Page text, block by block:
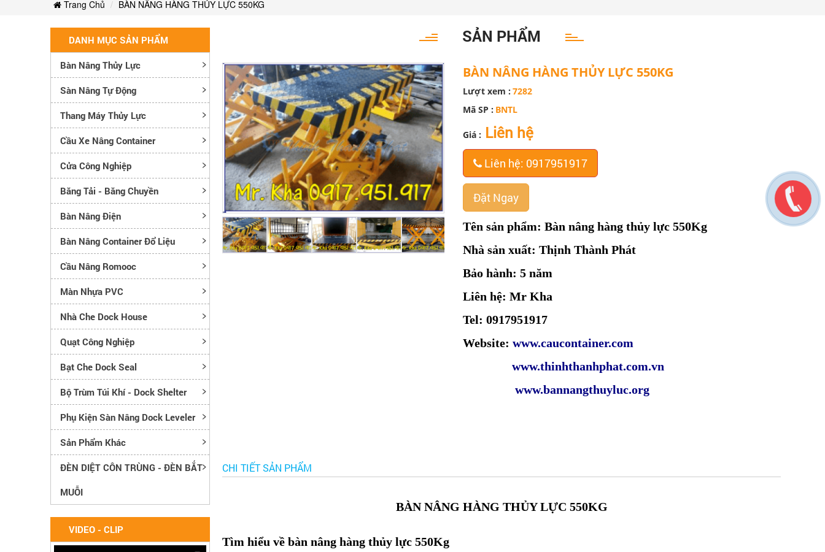
Trang Chủ BÀN NÂNG HÀNG THỦY LỰC 550KG
DANH MỤC SẢN PHẨM
Bàn Nâng Thủy Lực
Sàn Nâng Tự Động
Thang Máy Thủy Lực
Cầu Xe Nâng Container
Cửa Công Nghiệp
Băng Tải - Băng Chuyền
Bàn Nâng Điện
Bàn Nâng Container Đổ Liệu
Cầu Nâng Romooc
Màn Nhựa PVC
Nhà Che Dock House
Quạt Công Nghiệp
Bạt Che Dock Seal
Bộ Trùm Túi Khí - Dock Shelter
Phụ Kiện Sàn Nâng Dock Leveler
Sản Phẩm Khác
ĐÈN DIỆT CÔN TRÙNG - ĐÈN BẮT
MUỖI
VIDEO - CLIP
SẢN PHẨM
BÀN NÂNG HÀNG THỦY LỰC 550KG
Lượt xem : 7282
Mã SP : BNTL
Giá : Liên hệ
Liên hệ: 0917951917
Đặt Ngay
Tên sản phẩm: Bàn nâng hàng thủy lực 550Kg
Nhà sản xuất: Thịnh Thành Phát
Bảo hành: 5 năm
Liên hệ: Mr Kha
Tel: 0917951917
Website: www.caucontainer.com
www.thinhthanhphat.com.vn
www.bannangthuyluc.org
CHI TIẾT SẢN PHẨM
BÀN NÂNG HÀNG THỦY LỰC 550KG
Tìm hiểu về bàn nâng hàng thủy lực 550Kg